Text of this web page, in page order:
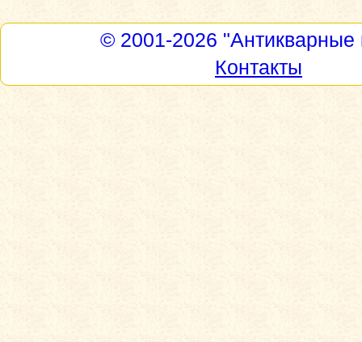
© 2001-2026 "Антикварные
Контакты